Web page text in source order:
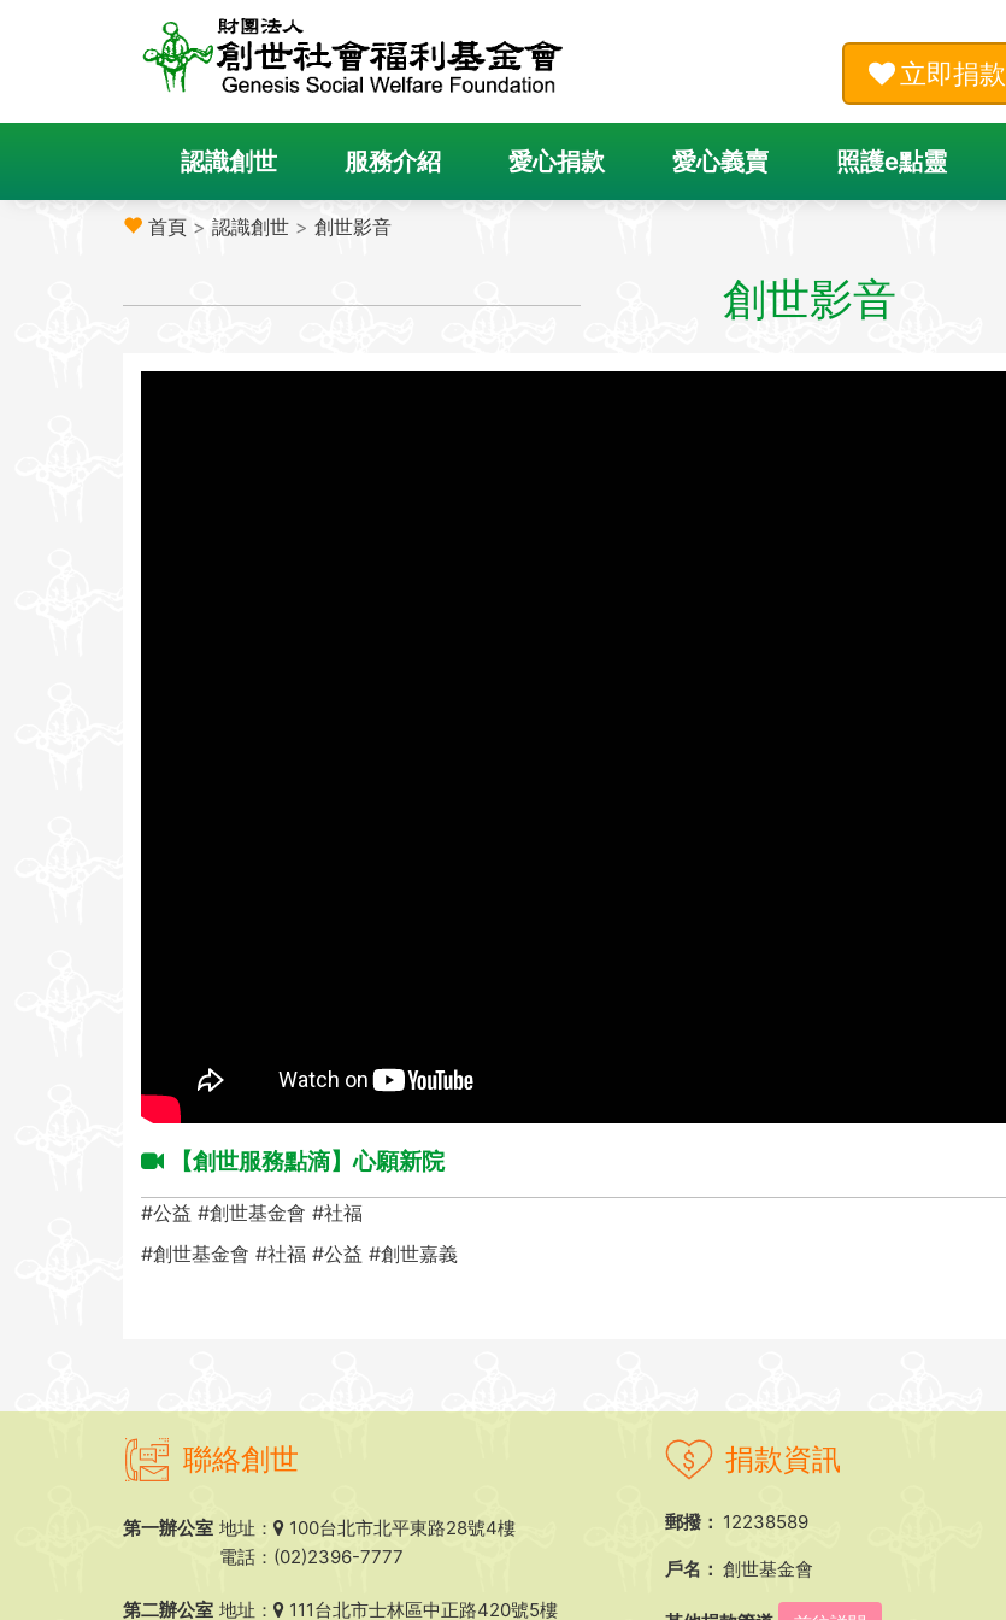
立即捐款
認識創世 服務介紹 愛心捐款 愛心義賣 照護e點靈
首頁 > 認識創世 > 創世影音
創世影音
【創世服務點滴】心願新院
#公益 #創世基金會 #社福
#創世基金會 #社福 #公益 #創世嘉義
聯絡創世
第一辦公室 地址：
100台北市北平東路28號4樓
電話：(02)2396-7777
第二辦公室 地址： 111台北市士林區中正路420號5樓
捐款資訊
郵撥： 12238589
戶名： 創世基金會